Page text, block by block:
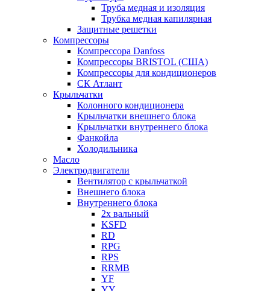
Труба медная и изоляция
Трубка медная капилярная
Защитные решетки
Компрессоры
Компрессора Danfoss
Компрессоры BRISTOL (США)
Компрессоры для кондиционеров
СК Атлант
Крыльчатки
Колонного кондиционера
Крыльчатки внешнего блока
Крыльчатки внутреннего блока
Фанкойла
Холодильника
Масло
Электродвигатели
Вентилятор с крыльчаткой
Внешнего блока
Внутреннего блока
2х вальный
KSFD
RD
RPG
RPS
RRMB
YF